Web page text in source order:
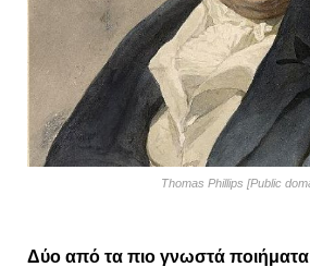
Thomas Phillips [Public
Δύο από τα πιο γνωστά ποιήματα